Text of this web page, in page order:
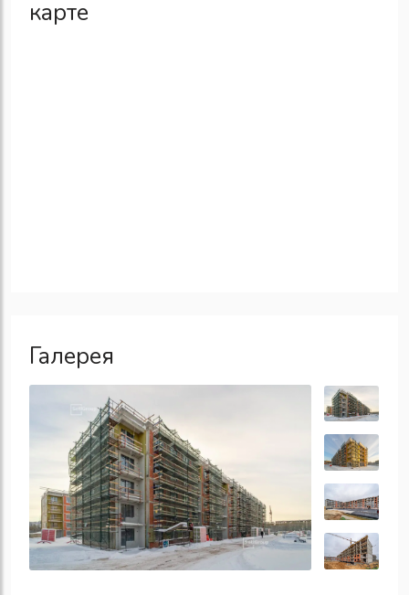
карте
Галерея